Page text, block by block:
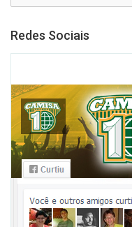
Redes Sociais